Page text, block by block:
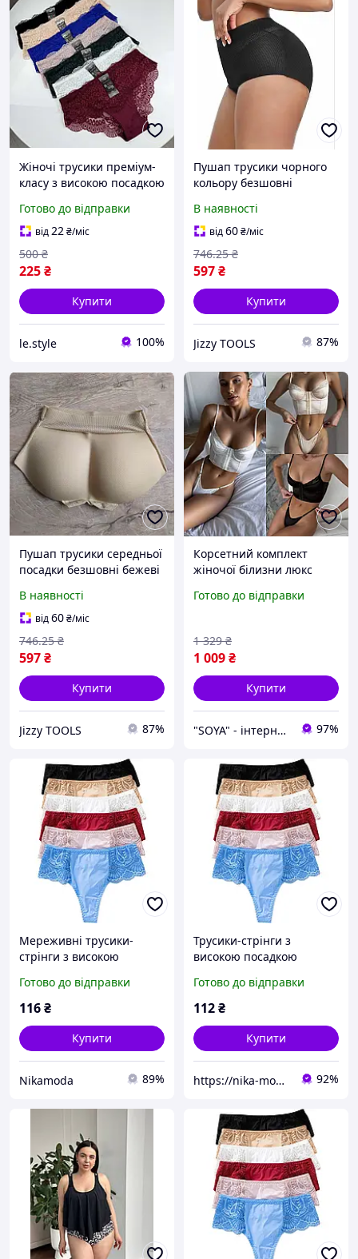
Жіночі трусики преміум-
класу з високою посадкою
комфорту, елегантності та
бездоганної якості.
Готово до відправки
від22₴/міс
225₴
500 ₴
Купити
le.style 100%
Пушап трусики чорного
кольору безшовні
ідеальних форм і
комфорту в носінні
В наявності
від60₴/міс
597₴
746.25 ₴
Купити
Jizzy TOOLS 87%
Пушап трусики середньої
посадки безшовні бежеві
ефектом збільшення
ззаду
В наявності
від60₴/міс
597₴
746.25 ₴
Купити
Jizzy TOOLS 87%
Корсетний комплект
жіночої білизни люкс
Чорний, білий, бежевий
Готово до відправки
1 009₴
1 329 ₴
Купити
"SOYA" - інтернет-магазин 97%
Мереживні трусики-
стрінги з високою
та ідеальний комфорт
Готово до відправки
116₴
Купити
Nikamoda 89%
Трусики-стрінги з
високою посадкою
ідеальний комфорт
Готово до відправки
112₴
Купити
https://nika-moda.in.ua/ 92%